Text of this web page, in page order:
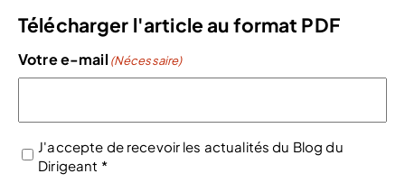
Télécharger l'article au format PDF
Votre e-mail (Nécessaire)
(Nécessaire)
J'accepte de recevoir les actualités du Blog du
Dirigeant *